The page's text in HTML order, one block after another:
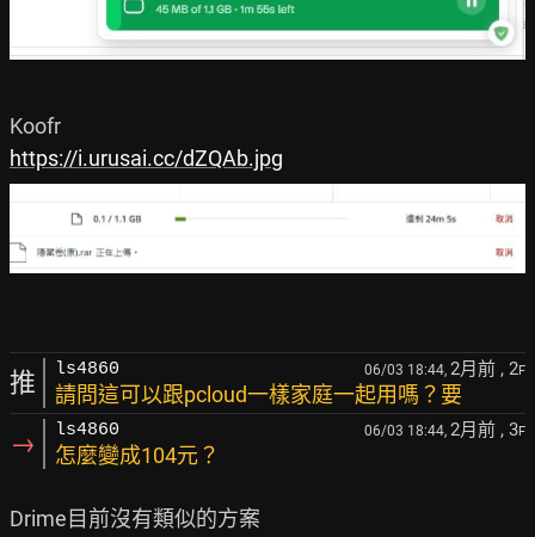
https://i.urusai.cc/dZQAb.jpg
推 ls4860 06/03 18:44, 2月前 , 2F
請問這可以跟pcloud一樣家庭一起用嗎？要
→ ls4860 06/03 18:44, 2月前 , 3F
怎麼變成104元？